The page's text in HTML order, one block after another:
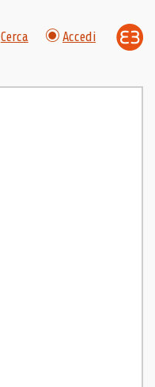
Cerca Accedi